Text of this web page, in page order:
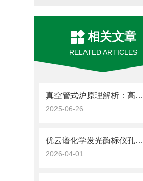
相关文章
RELATED ARTICLES
真空管式炉原理解析：高温环境下的精控利器
2025-06-26
优云谱化学发光酶标仪孔间串扰抑制关键技术解析
2026-04-01